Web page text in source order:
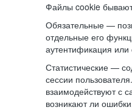
Файлы cookie бывают
Обязательные —
отдельные его
аутентификация или
Статистические —
сессии
взаимодействуют с
возникают ли